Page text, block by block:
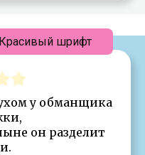
у обманщика
он разделит
Красивый шрифт